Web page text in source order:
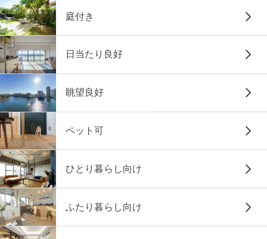
庭付き
日当たり良好
眺望良好
ペット可
ひとり暮らし向け
ふたり暮らし向け